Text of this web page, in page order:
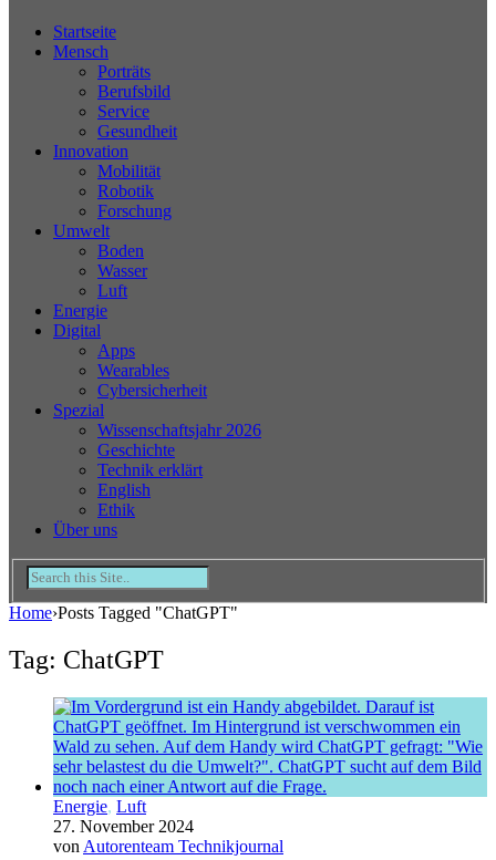
Startseite
Mensch
Porträts
Berufsbild
Service
Gesundheit
Innovation
Mobilität
Robotik
Forschung
Umwelt
Boden
Wasser
Luft
Energie
Digital
Apps
Wearables
Cybersicherheit
Spezial
Wissenschaftsjahr 2026
Geschichte
Technik erklärt
English
Ethik
Über uns
Home›Posts Tagged "ChatGPT"
Tag: ChatGPT
Energie, Luft
27. November 2024
von Autorenteam Technikjournal